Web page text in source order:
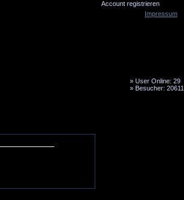
Account registrieren
» User Online: 29
» Besucher:
Impressum